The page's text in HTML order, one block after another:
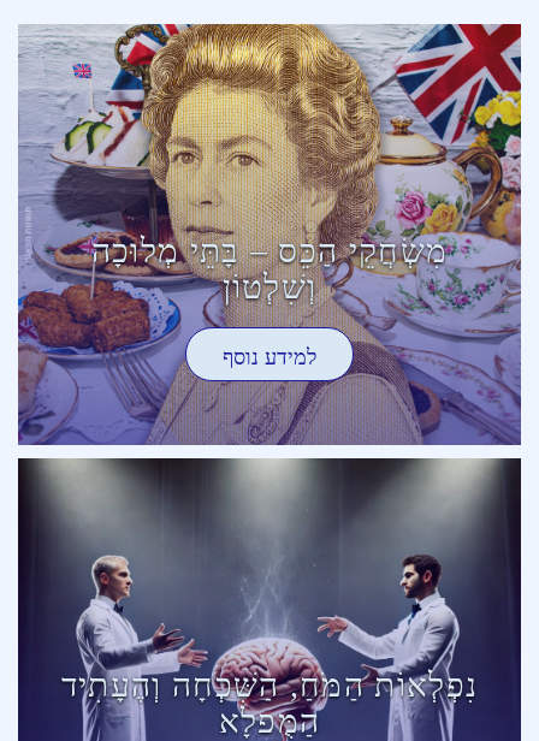
מִשְׂחֲקֵי הַכֵּס – בָּתֵּי מְלוּכָה
וְשִׁלְטוֹן
למידע נוסף
נִפְלְאוֹת הַמֹּחַ, הַשִּׁכְחָה וְהֶעָתִיד
הַמֻּפלָא